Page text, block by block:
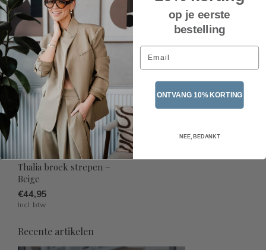
UITVERKOCHT
Thalia broek strepen –
Beige
€44,95
Incl. btw
Recente artikelen
op je eerste
bestelling
Email
ONTVANG 10% KORTING
NEE, BEDANKT